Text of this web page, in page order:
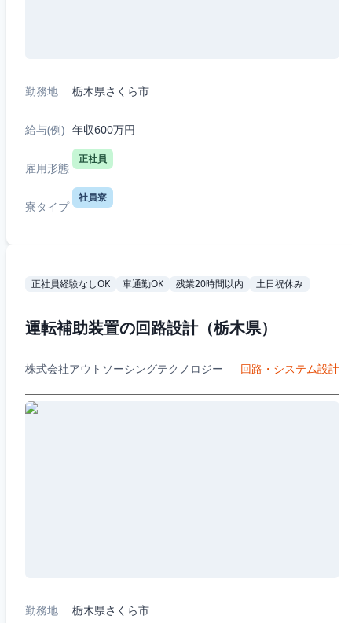
勤務地 栃木県さくら市
給与(例) 年収600万円
雇用形態
正社員
寮タイプ
社員寮
正社員経験なしOK 車通勤OK 残業20時間以内 土日祝休み
運転補助装置の回路設計（栃木県）
株式会社アウトソーシングテクノロジー 回路・システム設計
勤務地 栃木県さくら市